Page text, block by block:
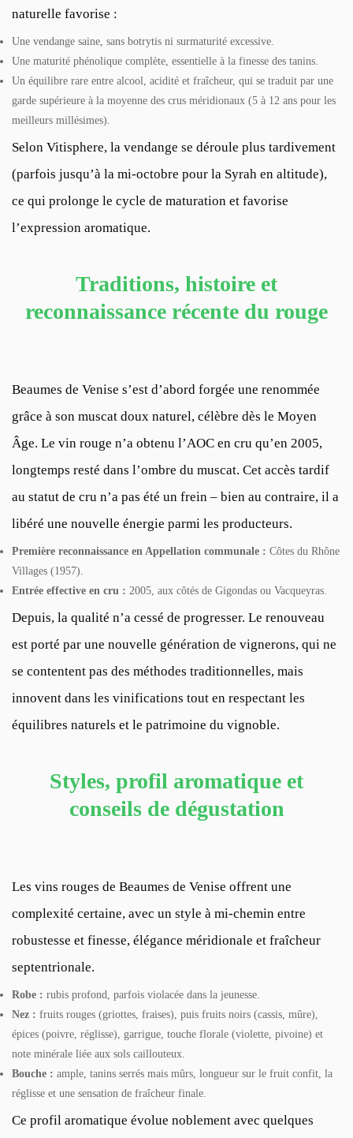
naturelle favorise :
Une vendange saine, sans botrytis ni surmaturité excessive.
Une maturité phénolique complète, essentielle à la finesse des tanins.
Un équilibre rare entre alcool, acidité et fraîcheur, qui se traduit par une
garde supérieure à la moyenne des crus méridionaux (5 à 12 ans pour les
meilleurs millésimes).
Selon Vitisphere, la vendange se déroule plus tardivement
(parfois jusqu’à la mi-octobre pour la Syrah en altitude),
ce qui prolonge le cycle de maturation et favorise
l’expression aromatique.
Traditions, histoire et
reconnaissance récente du rouge
Beaumes de Venise s’est d’abord forgée une renommée
grâce à son muscat doux naturel, célèbre dès le Moyen
Âge. Le vin rouge n’a obtenu l’AOC en cru qu’en 2005,
longtemps resté dans l’ombre du muscat. Cet accès tardif
au statut de cru n’a pas été un frein – bien au contraire, il a
libéré une nouvelle énergie parmi les producteurs.
Première reconnaissance en Appellation communale : Côtes du Rhône
Villages (1957).
Entrée effective en cru : 2005, aux côtés de Gigondas ou Vacqueyras.
Depuis, la qualité n’a cessé de progresser. Le renouveau
est porté par une nouvelle génération de vignerons, qui ne
se contentent pas des méthodes traditionnelles, mais
innovent dans les vinifications tout en respectant les
équilibres naturels et le patrimoine du vignoble.
Styles, profil aromatique et
conseils de dégustation
Les vins rouges de Beaumes de Venise offrent une
complexité certaine, avec un style à mi-chemin entre
robustesse et finesse, élégance méridionale et fraîcheur
septentrionale.
Robe : rubis profond, parfois violacée dans la jeunesse.
Nez : fruits rouges (griottes, fraises), puis fruits noirs (cassis, mûre),
épices (poivre, réglisse), garrigue, touche florale (violette, pivoine) et
note minérale liée aux sols caillouteux.
Bouche : ample, tanins serrés mais mûrs, longueur sur le fruit confit, la
réglisse et une sensation de fraîcheur finale.
Ce profil aromatique évolue noblement avec quelques